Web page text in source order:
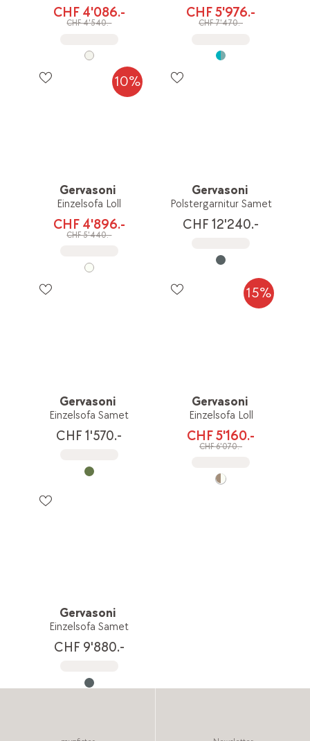
CHF 4'086.-
CHF 4'540.-
CHF 5'976.-
CHF 7'470.-
10%
Gervasoni
Einzelsofa Loll
CHF 4'896.-
CHF 5'440.-
Gervasoni
Polstergarnitur Samet
CHF 12'240.-
Gervasoni
Einzelsofa Samet
CHF 1'570.-
15%
Gervasoni
Einzelsofa Loll
CHF 5'160.-
CHF 6'070.-
Gervasoni
Einzelsofa Samet
CHF 9'880.-